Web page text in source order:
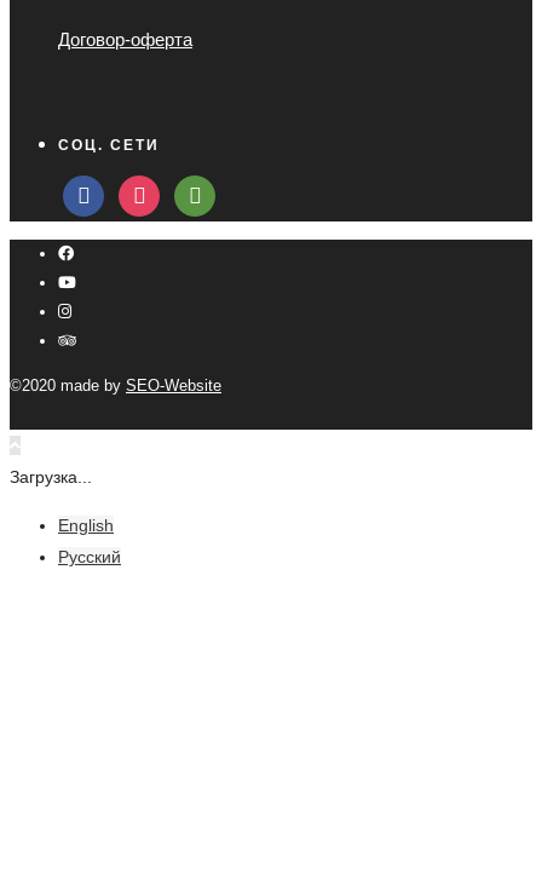
Договор-оферта
СОЦ. СЕТИ
facebookinstagramtripadvisor
©2020 made by SEO-Website
Загрузка...
English
Русский